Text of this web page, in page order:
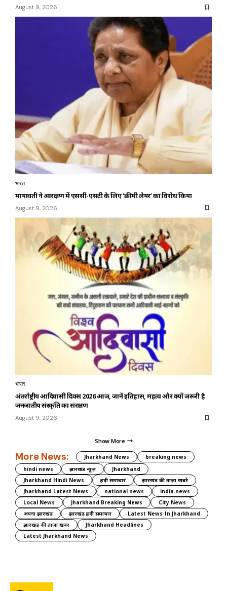
August 9, 2026
भारत
मायावती ने आरक्षण में एससी-एसटी के लिए ‘क्रीमी लेयर’ का विरोध किया
August 9, 2026
भारत
अंतर्राष्ट्रीय आदिवासी दिवस 2026 आज, जानें इतिहास, महत्व और क्यों जरूरी है
जनजातीय संस्कृति का संरक्षण
August 9, 2026
Show More
More News: Jharkhand News
breaking news
hindi news
झारखंड न्यूज़
Jharkhand
Jharkhand Hindi News
हिंदी समाचार
झारखंड की ताज़ा खबरें
Jharkhand Latest News
national news
india news
Local News
Jharkhand Breaking News
City News
अपना झारखंड
झारखंड हिंदी समाचार
Latest News In Jharkhand
झारखंड की ताज़ा ख़बर
Jharkhand Headlines
Latest Jharkhand News